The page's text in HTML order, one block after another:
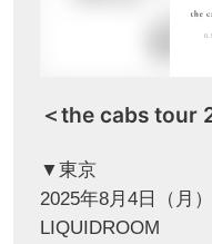
＜the cabs tour
▼東京
2025年8月4日（月）
LIQUIDROOM